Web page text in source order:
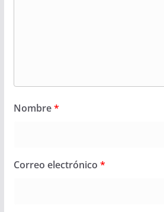
Nombre*
Correo electrónico *